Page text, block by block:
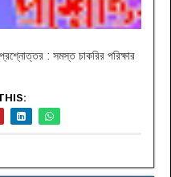
: সমস্ত চাকরির পরিক্ষার